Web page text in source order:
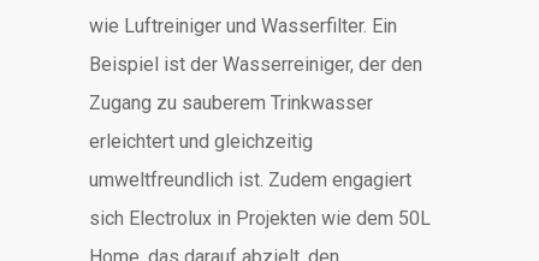
wie Luftreiniger und Wasserfilter. Ein
Beispiel ist der Wasserreiniger, der den
Zugang zu sauberem Trinkwasser
erleichtert und gleichzeitig
umweltfreundlich ist. Zudem engagiert
sich Electrolux in Projekten wie dem 50L